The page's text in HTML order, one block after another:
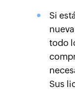
Si
todo
Sus